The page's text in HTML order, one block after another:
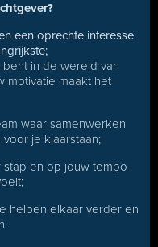
een oprechte interesse
in de wereld van
motivatie maakt het
waar samenwerken
voor je klaarstaan;
stap en op jouw tempo
helpen elkaar verder en